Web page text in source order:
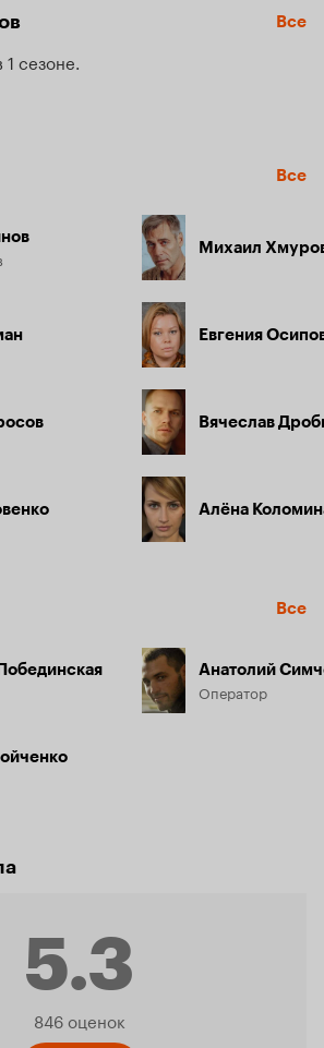
на плече у лучшей подруги. Но
Все
сезоне
Все
Михаил
Евгения
Вячеслав
Алёна
Все
Анатолий
Оператор
5.3
Рейтинг
846 оценок